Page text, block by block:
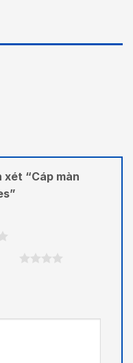
xét “Cáp màn